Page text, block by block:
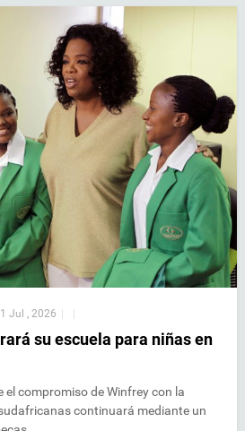
Jul , 2026
su escuela para niñas en
el compromiso de Winfrey con la
continuará mediante un